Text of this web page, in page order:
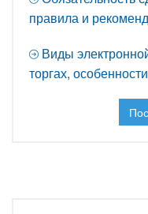
правила и
Виды
торгах,